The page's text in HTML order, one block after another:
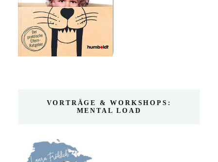
VORTRÄGE & WORKSHOPS:
MENTAL LOAD